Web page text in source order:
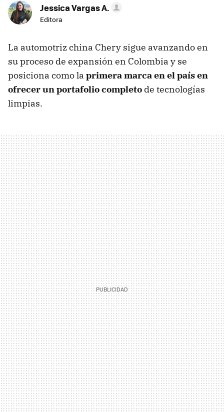
Jessica Vargas A.
Editora
La automotriz china Chery sigue avanzando en
su proceso de expansión en Colombia y se
posiciona como la primera marca en el país en
ofrecer un portafolio completo de tecnologías
limpias.